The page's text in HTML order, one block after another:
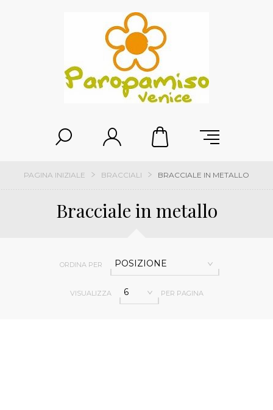
PAGINA INIZIALE BRACCIALI BRACCIALE IN METALLO
Bracciale in metallo
ORDINA PER POSIZIONE
VISUALIZZA 6 PER PAGINA